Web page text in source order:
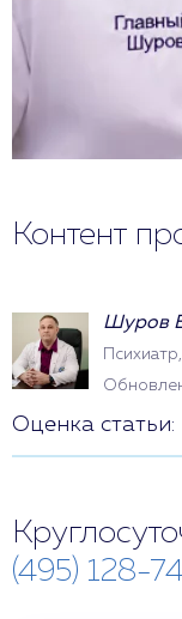
Контент
Шуров
Оценка статьи:
(495) 128-